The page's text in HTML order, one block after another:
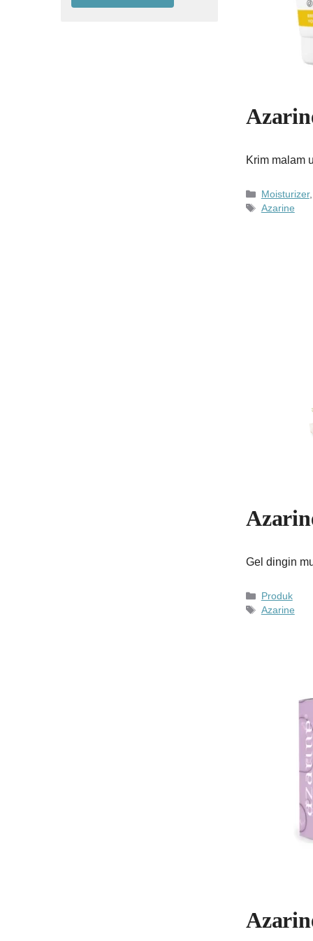
Krim malam
Kategori
Moisturizer,
Tag
Azarine
Gel dingin
Kategori
Produk
Tag
Azarine